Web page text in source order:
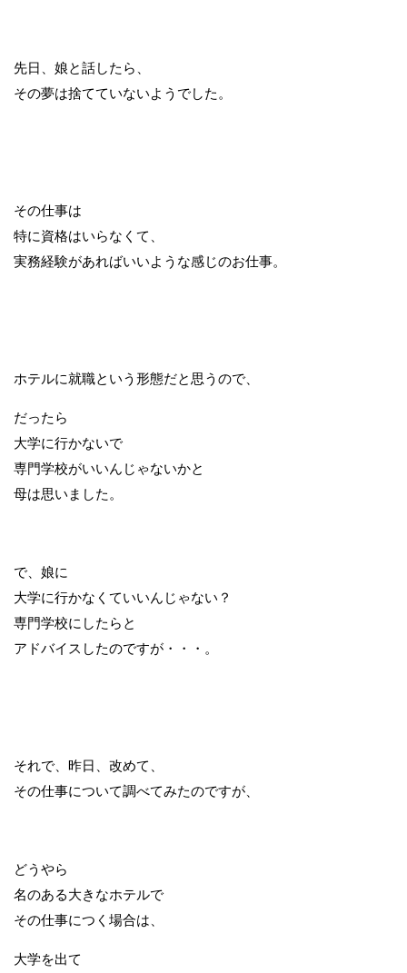
先日、娘と話したら、
その夢は捨てていないようでした。
その仕事は
特に資格はいらなくて、
実務経験があればいいような感じのお仕事。
ホテルに就職という形態だと思うので、
だったら
大学に行かないで
専門学校がいいんじゃないかと
母は思いました。
で、娘に
大学に行かなくていいんじゃない？
専門学校にしたらと
アドバイスしたのですが・・・。
それで、昨日、改めて、
その仕事について調べてみたのですが、
どうやら
名のある大きなホテルで
その仕事につく場合は、
大学を出て